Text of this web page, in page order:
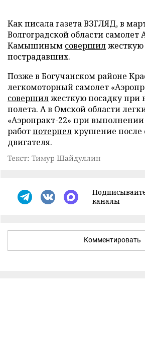
Как писала газета ВЗГЛЯД, в
Волгоградской области самолет
Камышиным совершилжесткую
пострадавших.
Позже в Богучанском районе
легкомоторный самолет
совершилжесткую посадку при
полета. А в Омской области
«Аэропракт-22» при
работпотерпелкрушение после
двигателя.
Текст: Тимур Шайдуллин
каналы
Комментировать